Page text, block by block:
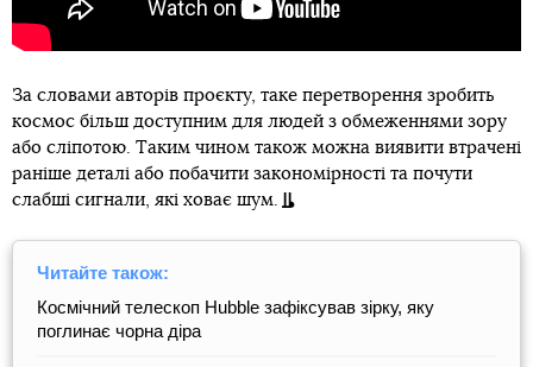
За словами авторів проєкту, таке перетворення зробить
космос більш доступним для людей з обмеженнями зору
або сліпотою. Таким чином також можна виявити втрачені
раніше деталі або побачити закономірності та почути
слабші сигнали, які ховає шум.
Читайте також:
Космічний телескоп Hubble зафіксував зірку, яку
поглинає чорна діра